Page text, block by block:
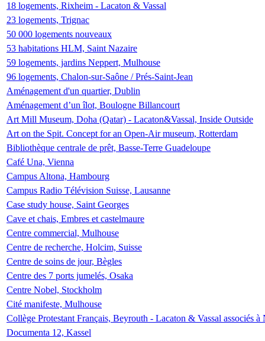
18 logements, Rixheim - Lacaton & Vassal
23 logements, Trignac
50 000 logements nouveaux
53 habitations HLM, Saint Nazaire
59 logements, jardins Neppert, Mulhouse
96 logements, Chalon-sur-Saône / Prés-Saint-Jean
Aménagement d'un quartier, Dublin
Aménagement d’un îlot, Boulogne Billancourt
Art Mill Museum, Doha (Qatar) - Lacaton&Vassal, Inside Outside
Art on the Spit. Concept for an Open-Air museum, Rotterdam
Bibliothèque centrale de prêt, Basse-Terre Guadeloupe
Café Una, Vienna
Campus Altona, Hambourg
Campus Radio Télévision Suisse, Lausanne
Case study house, Saint Georges
Cave et chais, Embres et castelmaure
Centre commercial, Mulhouse
Centre de recherche, Holcim, Suisse
Centre de soins de jour, Bègles
Centre des 7 ports jumelés, Osaka
Centre Nobel, Stockholm
Cité manifeste, Mulhouse
Collège Protestant Français, Beyrouth - Lacaton & Vassal associés
Documenta 12, Kassel